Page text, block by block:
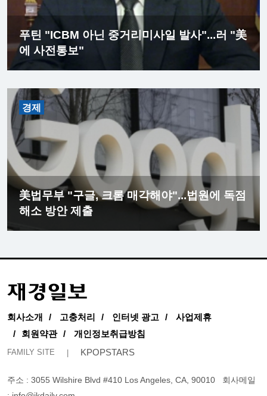
푸틴 "ICBM 아닌 중거리미사일 발사"...러 "美
에 사전통보"
경제
美법무부 "구글, 크롬 매각해야"...법원에 독점
해소 방안 제출
회사소개 고충처리 인터넷 광고
사업제휴
회원약관
개인정보취급방침
FAMILY SITE KPOPSTARS
주소 : 3055 Wilshire Blvd #410 Los Angeles, CA, 90010 회사메일